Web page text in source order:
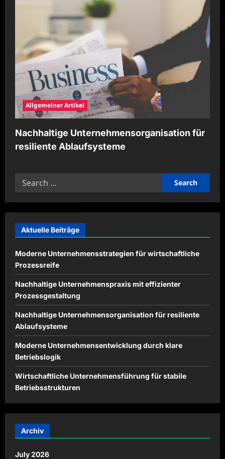
Allgemeiner Artikel
Nachhaltige Unternehmensorganisation für
resiliente Ablaufsysteme
Search
Aktuelle Beiträge
Moderne Unternehmensstrategien für wirtschaftliche
Prozessreife
Nachhaltige Unternehmenspraxis mit effizienter
Prozessgestaltung
Nachhaltige Unternehmensorganisation für resiliente
Ablaufsysteme
Moderne Unternehmensentwicklung durch klare
Betriebslogik
Wirtschaftliche Unternehmensführung für stabile
Betriebsstrukturen
Archiv
July 2026